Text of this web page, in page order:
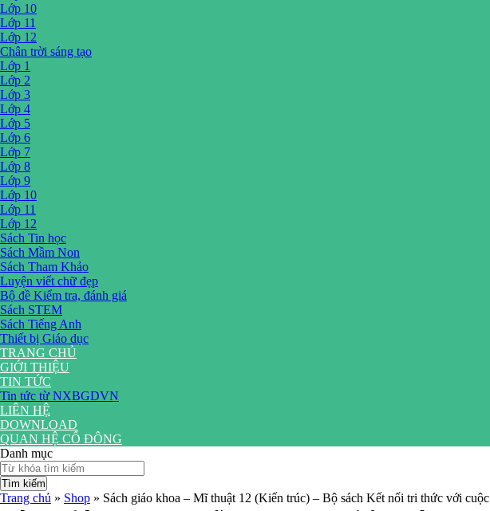
Lớp 10
Lớp 11
Lớp 12
Chân trời sáng tạo
Lớp 1
Lớp 2
Lớp 3
Lớp 4
Lớp 5
Lớp 6
Lớp 7
Lớp 8
Lớp 9
Lớp 10
Lớp 11
Lớp 12
Sách Tin học
Sách Mầm Non
Sách Tham Khảo
Luyện viết chữ đẹp
Bộ đề Kiểm tra, đánh giá
Sách STEM
Sách Tiếng Anh
Thiết bị Giáo dục
TRANG CHỦ
GIỚI THIỆU
TIN TỨC
Tin tức từ NXBGDVN
LIÊN HỆ
DOWNLOAD
QUAN HỆ CỔ ĐÔNG
Danh mục
Tìm kiếm
Trang chủ » Shop » Sách giáo khoa – Mĩ thuật 12 (Kiến trúc) – Bộ sách Kết nối tri thức với